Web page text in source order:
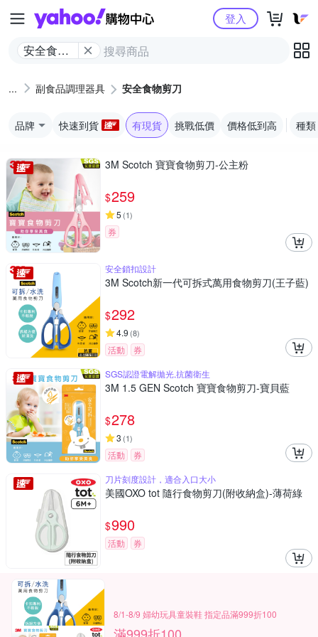
Yahoo購物中心
安全食物
登入
副食品調理器具 安全食物剪刀
品牌 快速到貨 有現貨 挑戰低價 價格低到高 種類
3M Scotch 寶寶食物剪刀-公主粉
$259
5 (1)
券
安全鎖扣設計
3M Scotch新一代可拆式萬用食物剪刀(王子藍)
$292
4.9 (8)
活動
券
SGS認證電解拋光,抗菌衛生
3M 1.5 GEN Scotch 寶寶食物剪刀-寶貝藍
$278
3 (1)
活動
券
刀片刻度設計，適合入口大小
美國OXO tot 隨行食物剪刀(附收納盒)-薄荷綠
$990
活動 券
8/1-8/9 婦幼玩具童裝鞋 指定品滿999折100